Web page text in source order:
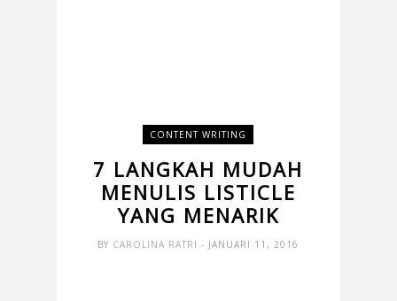
CONTENT WRITING
7 LANGKAH MUDAH
MENULIS LISTICLE
YANG MENARIK
BY CAROLINA RATRI- JANUARI 11, 2016